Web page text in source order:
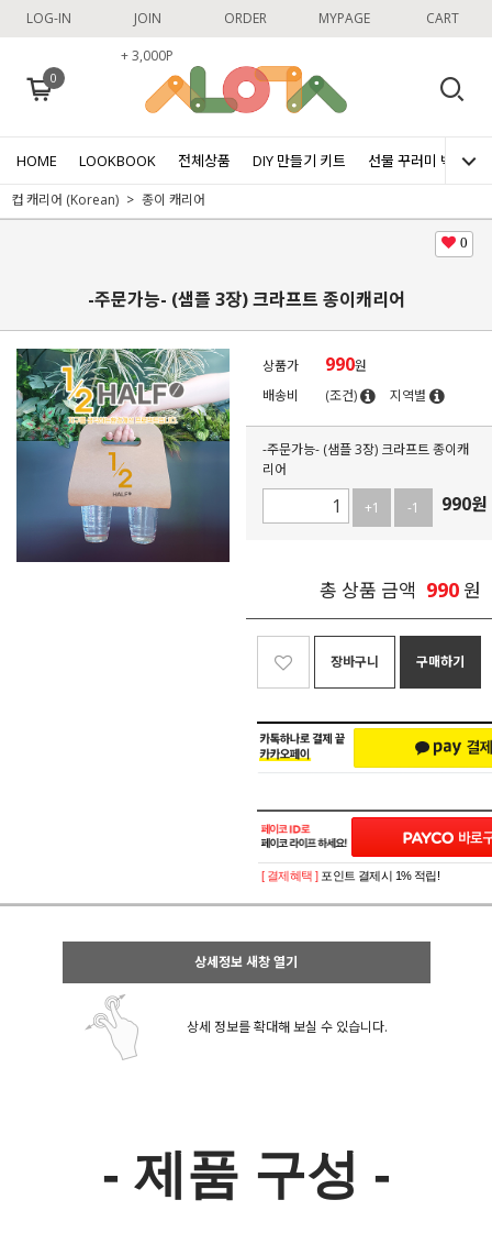
LOG-IN
JOIN
+ 3,000P
ORDER MYPAGE CART
0
HOME LOOKBOOK 전체상품 DIY 만들기 키트 선물 꾸러미 박스
컵 캐리어 (Korean) 종이 캐리어
0
-주문가능- (샘플 3장) 크라프트 종이캐리어
상품가 990원
배송비
(조건) 지역별
-주문가능- (샘플 3장) 크라프트 종이캐
리어
+1 -1 990원
총 상품 금액 990원
장바구니 구매하기
[ 결제혜택 ] 포인트 결제시 1% 적립!
상세정보 새창 열기
상세 정보를 확대해 보실 수 있습니다.
- 제품 구성 -